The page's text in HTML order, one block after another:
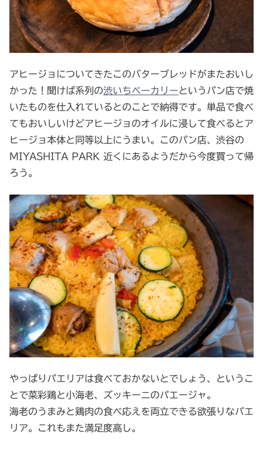
アヒージョについてきたこのバターブレッドがまたおいし
かった！聞けば系列の渋いちベーカリーというパン店で焼
いたものを仕入れているとのことで納得です。単品で食べ
てもおいしいけどアヒージョのオイルに浸して食べるとア
ヒージョ本体と同等以上にうまい。このパン店、渋谷の
MIYASHITA PARK 近くにあるようだから今度買って帰
ろう。
やっぱりパエリアは食べておかないとでしょう、というこ
とで菜彩鶏と小海老、ズッキーニのパエージャ。
海老のうまみと鶏肉の食べ応えを両立できる欲張りなパエ
リア。これもまた満足度高し。